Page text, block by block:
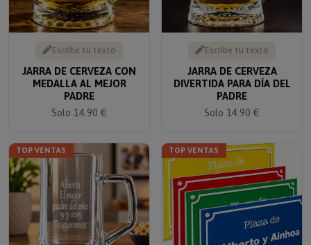
Escribe tu texto
JARRA DE CERVEZA CON
MEDALLA AL MEJOR
PADRE
Solo 14.90 €
Escribe tu texto
JARRA DE CERVEZA
DIVERTIDA PARA DÍA DEL
PADRE
Solo 14.90 €
TOP VENTAS TOP VENTAS